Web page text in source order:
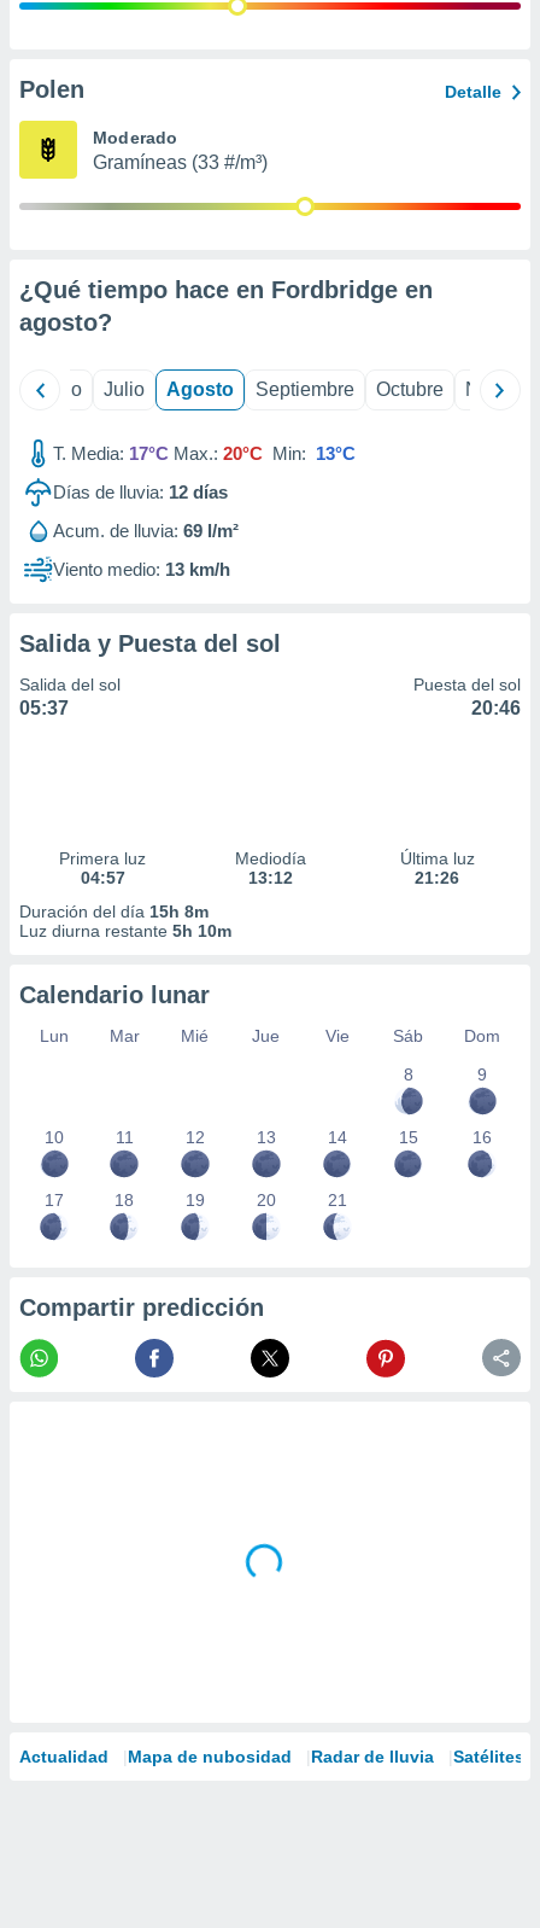
e
publicidad
Polen Detalle
Moderado
Gramíneas (33 #/m³)
¿Qué tiempo hace en Fordbridge en
agosto?
Junio Julio Agosto Septiembre Octubre
T. Media: 17°C Max.: 20°C Min: 13°C
Días de lluvia: 12 días
Acum. de lluvia: 69 l/m²
Viento medio: 13 km/h
Salida y Puesta del sol
Salida del sol
05:37
Puesta del sol
20:46
Primera luz
04:57
Mediodía
13:12
Última luz
21:26
Duración del día 15h 8m
Luz diurna restante 5h 10m
Calendario lunar
Lun Mar Mié Jue Vie Sáb
Dom
8
9
10 11 12 13 14 15 16
17 18 19 20 21
Compartir predicción
Actualidad Mapa de nubosidad Radar de lluvia Satélites